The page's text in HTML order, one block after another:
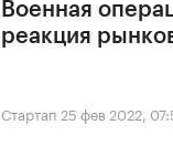
Военная
реакция
Стартап 25 фев 2022,